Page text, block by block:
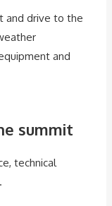
and drive to the
and
summit
technical